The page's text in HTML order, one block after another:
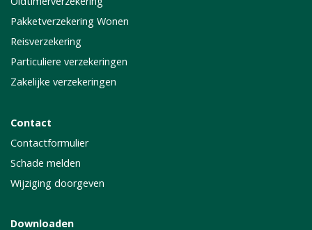
Pakketverzekering Wonen
Reisverzekering
Particuliere verzekeringen
Zakelijke verzekeringen
Contact
Contactformulier
Schade melden
Wijziging doorgeven
Downloaden